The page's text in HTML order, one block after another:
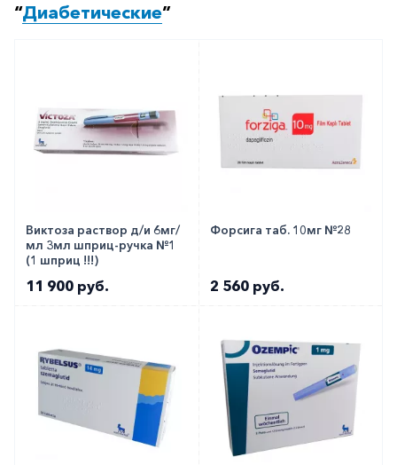
“Диабетические”
Виктоза раствор д/и 6мг/
мл 3мл шприц-ручка №1
(1 шприц !!!)
11 900 руб.
Форсига таб. 10мг №28
2 560 руб.